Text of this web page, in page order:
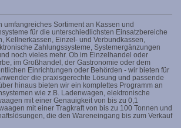
umfangreiches Sortiment an Kassen und
für die unterschiedlichsten Einsatzbereiche
Kellnerkassen, Einzel- und Verbundkassen,
Zahlungssysteme, Systemergänzungen
noch vieles mehr. Ob im Einzelhandel oder
im Großhandel, der Gastronomie oder dem
Einrichtungen oder Behörden - wir bieten für
die praxisgerechte Lösung und passende
hinaus bieten wir ein komplettes Programm an
wie z.B. Ladenwagen, elektronische
mit einer Genauigkeit von bis zu 0,1
mit einer Tragkraft von bis zu 100 Tonnen und
die den Wareneingang bis zum Verkauf